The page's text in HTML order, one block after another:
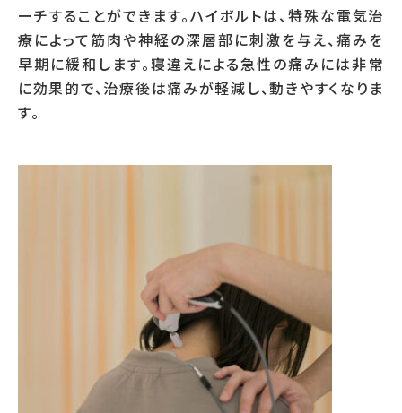
ーチすることができます。ハイボルトは、特殊な電気治
療によって筋肉や神経の深層部に刺激を与え、痛みを
早期に緩和します。寝違えによる急性の痛みには非常
に効果的で、治療後は痛みが軽減し、動きやすくなりま
す。